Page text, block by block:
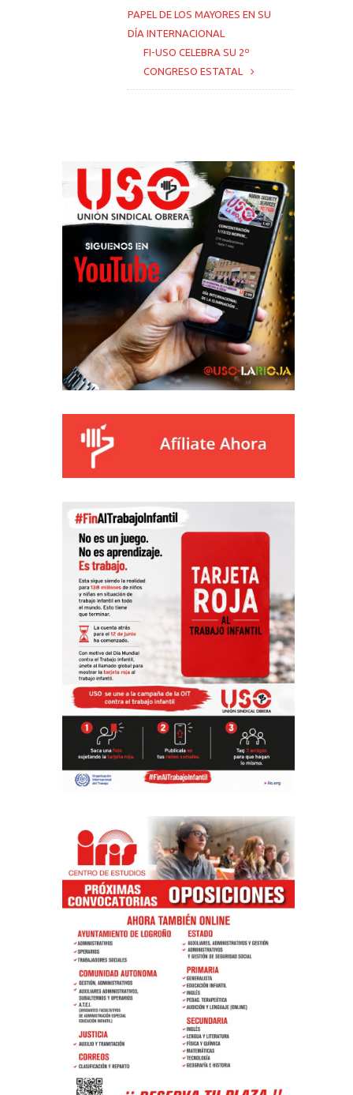
PAPEL DE LOS MAYORES EN SU
DÍA INTERNACIONAL
FI-USO CELEBRA SU 2º
CONGRESO ESTATAL